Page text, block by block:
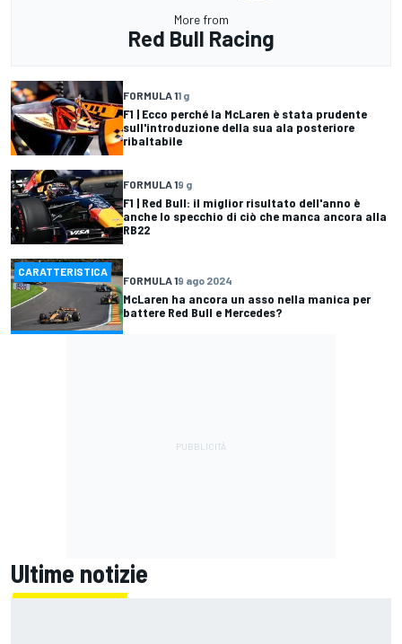
More from
Red Bull Racing
FORMULA 11 g
F1 | Ecco perché la McLaren è stata prudente
sull'introduzione della sua ala posteriore
ribaltabile
FORMULA 19 g
F1 | Red Bull: il miglior risultato dell'anno è
anche lo specchio di ciò che manca ancora alla
RB22
CARATTERISTICA
FORMULA 19 ago 2024
McLaren ha ancora un asso nella manica per
battere Red Bull e Mercedes?
Ultime notizie